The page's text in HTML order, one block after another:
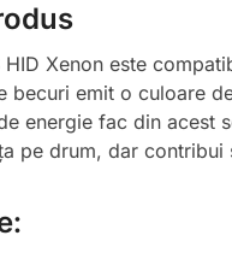
HID Xenon este
becuri emit o culoare
energie fac din acest
pe drum, dar